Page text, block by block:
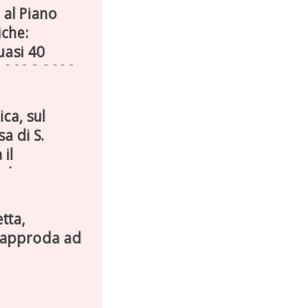
Piano
40
2028
sul
di S.
il
ad